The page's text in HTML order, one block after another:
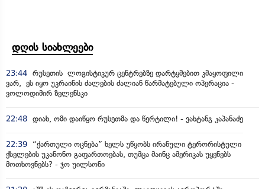
დღის სიახლეები
23:44 რუსეთის ლოგისტიკურ ცენტრებზე დარტყმებით კმაყოფილი
ვარ, ეს იყო უკრაინის ძალების ძალიან წარმატებული ოპერაცია -
ვოლოდიმირ ზელენსკი
22:48 დიახ, ომი დაიწყო რუსეთმა და წერტილი! - ვახტანგ კაპანაძე
22:39
“ქართული ოცნება” ხელს უწყობს ირანული ტერორისტული
ქსელების უკანონო გაფართოებას, თუმცა მაინც ამერიკას უყენებს
მოთხოვნებს? - ჯო უილსონი